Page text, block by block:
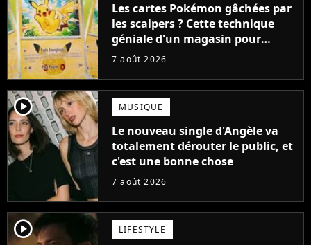
Les cartes Pokémon gâchées par
les scalpers ? Cette technique
géniale d'un magasin pour
ruiner les revendeurs
7 août 2026
player2 MUSIQUE
Le nouveau single d'Angèle va
totalement dérouter le public, et
c'est une bonne chose
7 août 2026
player2 LIFESTYLE